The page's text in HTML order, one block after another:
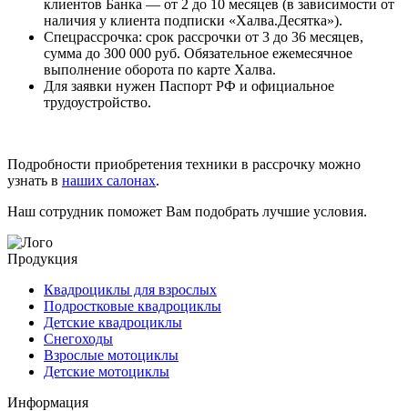
клиентов Банка — от 2 до 10 месяцев (в зависимости от
наличия у клиента подписки «Халва.Десятка»).
Спецрассрочка: срок рассрочки от 3 до 36 месяцев,
сумма до 300 000 руб. Обязательное ежемесячное
выполнение оборота по карте Халва.
Для заявки нужен Паспорт РФ и официальное
трудоустройство.
Подробности приобретения техники в рассрочку можно
узнать в наших салонах.
Наш сотрудник поможет Вам подобрать лучшие условия.
Продукция
Квадроциклы для взрослых
Подростковые квадроциклы
Детские квадроциклы
Снегоходы
Взрослые мотоциклы
Детские мотоциклы
Информация